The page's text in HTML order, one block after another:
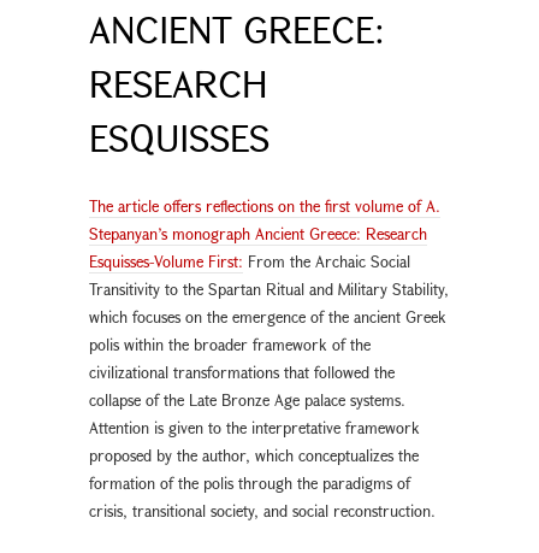
ANCIENT GREECE:
RESEARCH
ESQUISSES
The article offers reflections on the first volume of A.
Stepanyan’s monograph Ancient Greece: Research
Esquisses-Volume First: From the Archaic Social
Transitivity to the Spartan Ritual and Military Stability,
which focuses on the emergence of the ancient Greek
polis within the broader framework of the
civilizational transformations that followed the
collapse of the Late Bronze Age palace systems.
Attention is given to the interpretative framework
proposed by the author, which conceptualizes the
formation of the polis through the paradigms of
crisis, transitional society, and social reconstruction.